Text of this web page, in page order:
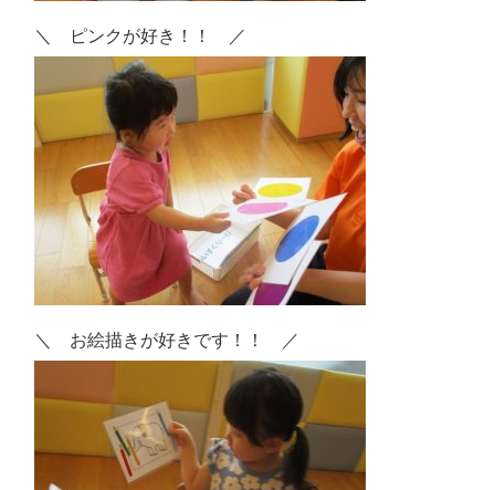
＼ ピンクが好き！！ ／
＼ お絵描きが好きです！！ ／